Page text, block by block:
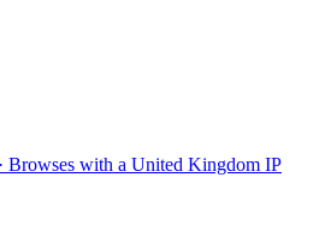
Browses with a United Kingdom IP